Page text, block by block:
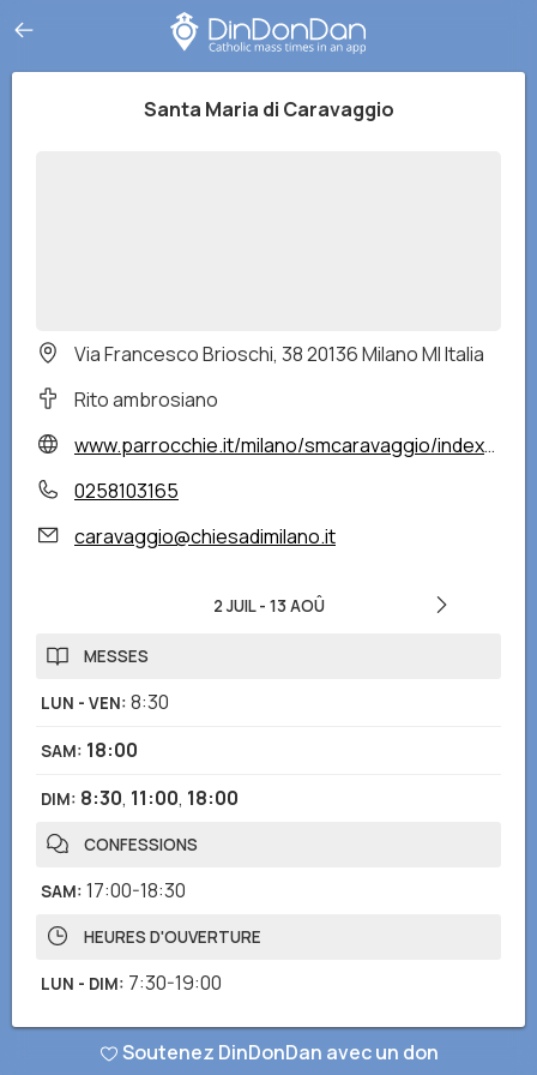
Santa Maria di Caravaggio
Via Francesco Brioschi, 38 20136 Milano MI Italia
Rito ambrosiano
www.parrocchie.it/milano/smcaravaggio/index.html
0258103165
caravaggio@chiesadimilano.it
2 JUIL- 13 AOÛ
MESSES
LUN - VEN: 8:30
SAM: 18:00
DIM: 8:30, 11:00, 18:00
CONFESSIONS
SAM: 17:00-18:30
HEURES D'OUVERTURE
LUN - DIM: 7:30-19:00
Avez-vous remarqué des informations incorrectes ou manquantes
Soutenez DinDonDan avec un don